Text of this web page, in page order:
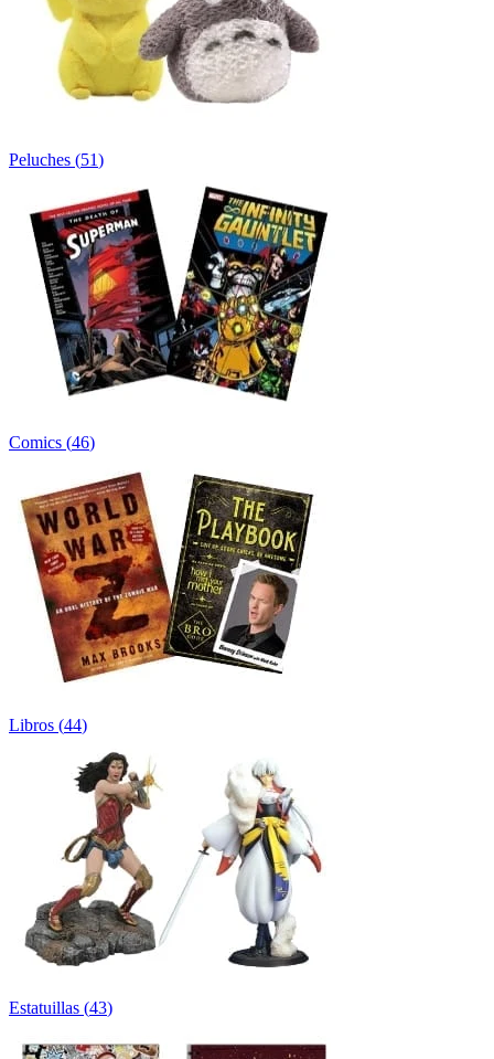
Peluches (51)
Comics (46)
Libros (44)
Estatuillas (43)